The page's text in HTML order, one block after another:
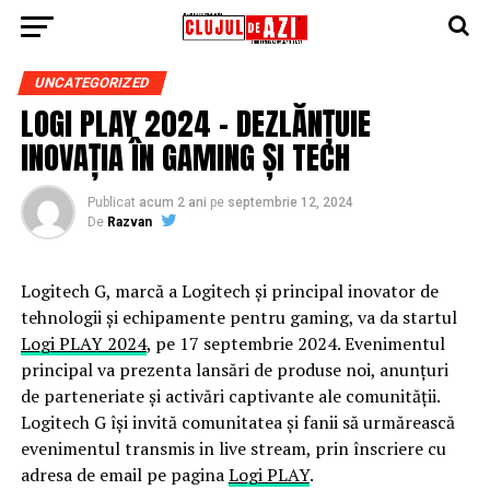
UNCATEGORIZED
LOGI PLAY 2024 – DEZLĂNȚUIE
INOVAȚIA ÎN GAMING ȘI TECH
Publicat acum 2 ani pe septembrie 12, 2024
De Razvan
Logitech G, marcă a Logitech și principal inovator de
tehnologii și echipamente pentru gaming, va da startul
Logi PLAY 2024, pe 17 septembrie 2024. Evenimentul
principal va prezenta lansări de produse noi, anunțuri
de parteneriate și activări captivante ale comunității.
Logitech G își invită comunitatea și fanii să urmărească
evenimentul transmis in live stream, prin înscriere cu
adresa de email pe paginaLogi PLAY.